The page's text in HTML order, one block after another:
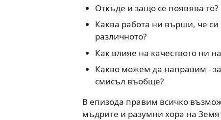
Откъде и защо се появява то?
Каква работа ни върши, че
различното?
Как влияе на качеството ни
Какво можем да направим -
смисъл въобще?
В епизода правим всичко
мъдрите и разумни хора на